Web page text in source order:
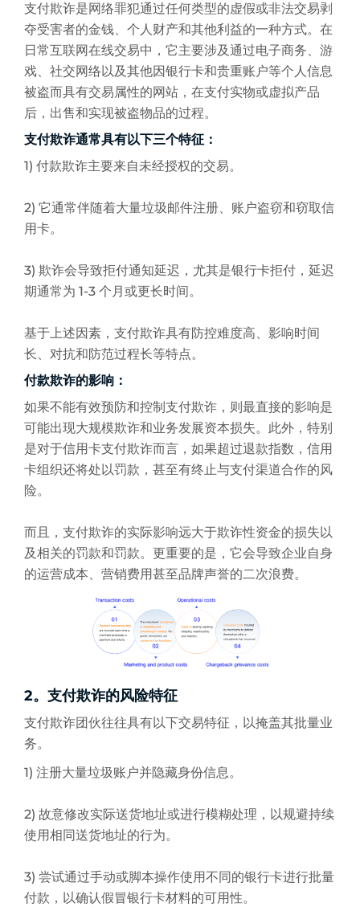
支付欺诈是网络罪犯通过任何类型的虚假或非法交易剥
夺受害者的金钱、个人财产和其他利益的一种方式。在
日常互联网在线交易中，它主要涉及通过电子商务、游
戏、社交网络以及其他因银行卡和贵重账户等个人信息
被盗而具有交易属性的网站，在支付实物或虚拟产品
后，出售和实现被盗物品的过程。
支付欺诈通常具有以下三个特征：
1) 付款欺诈主要来自未经授权的交易。
2) 它通常伴随着大量垃圾邮件注册、账户盗窃和窃取信
用卡。
3) 欺诈会导致拒付通知延迟，尤其是银行卡拒付，延迟
期通常为 1-3 个月或更长时间。
基于上述因素，支付欺诈具有防控难度高、影响时间
长、对抗和防范过程长等特点。
付款欺诈的影响：
如果不能有效预防和控制支付欺诈，则最直接的影响是
可能出现大规模欺诈和业务发展资本损失。此外，特别
是对于信用卡支付欺诈而言，如果超过退款指数，信用
卡组织还将处以罚款，甚至有终止与支付渠道合作的风
险。
而且，支付欺诈的实际影响远大于欺诈性资金的损失以
及相关的罚款和罚款。更重要的是，它会导致企业自身
的运营成本、营销费用甚至品牌声誉的二次浪费。
2。支付欺诈的风险特征
支付欺诈团伙往往具有以下交易特征，以掩盖其批量业
务。
1) 注册大量垃圾账户并隐藏身份信息。
2) 故意修改实际送货地址或进行模糊处理，以规避持续
使用相同送货地址的行为。
3) 尝试通过手动或脚本操作使用不同的银行卡进行批量
付款，以确认假冒银行卡材料的可用性。